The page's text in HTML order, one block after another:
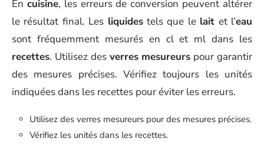
En cuisine, les erreurs de conversion peuvent altérer
le résultat final. Les liquidestels que le lait et l’eau
sont fréquemment mesurés en cl et ml dans les
recettes. Utilisez des verres mesureurs pour garantir
des mesures précises. Vérifiez toujours les unités
indiquées dans les recettes pour éviter les erreurs.
Utilisez des verres mesureurs pour des mesures précises.
Vérifiez les unités dans les recettes.